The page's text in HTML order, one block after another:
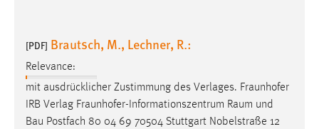
[PDF] Brautsch, M., Lechner, R.:
Relevance:
mit ausdrücklicher Zustimmung des Verlages. Fraunhofer
IRB Verlag Fraunhofer-Informationszentrum Raum und
Bau Postfach 80 04 69 70504 Stuttgart Nobelstraße 12